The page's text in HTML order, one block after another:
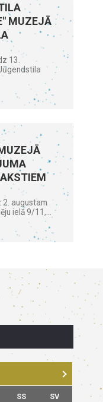
MUZEJĀ
13.
2. augustam
ielā 9/11,...
SS SV